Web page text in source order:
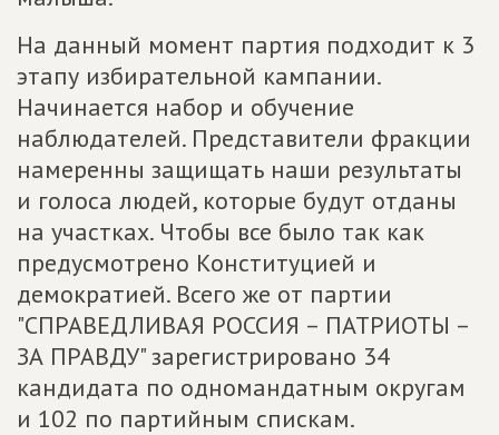
На данный момент партия подходит к 3
этапу избирательной кампании.
Начинается набор и обучение
наблюдателей. Представители фракции
намеренны защищать наши результаты
и голоса людей, которые будут отданы
на участках. Чтобы все было так как
предусмотрено Конституцией и
демократией. Всего же от партии
"СПРАВЕДЛИВАЯ РОССИЯ – ПАТРИОТЫ –
ЗА ПРАВДУ" зарегистрировано 34
кандидата по одномандатным округам
и 102 по партийным спискам.